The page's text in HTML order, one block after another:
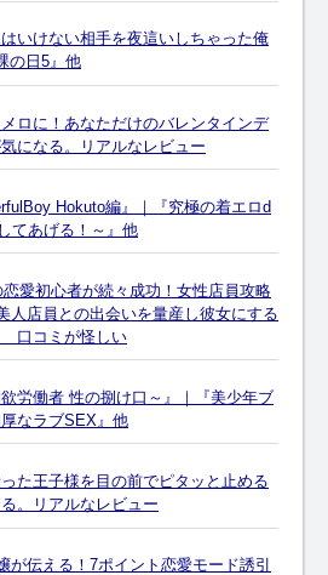
はいけない相手を夜這いしちゃった俺
の日5』他
ロに！あなただけのバレンタインデ
になる。リアルなレビュー
Hokuto編』｜『究極の着エロd
てあげる！～』他
愛初心者が続々成功！女性店員攻略
人店員との出会いを量産し彼女にする
口コミが怪しい
欲労働者 性の捌け口～』｜『美少年ブ
なラブSEX』他
った王子様を目の前でピタッと止める
。リアルなレビュー
が伝える！7ポイント恋愛モード誘引